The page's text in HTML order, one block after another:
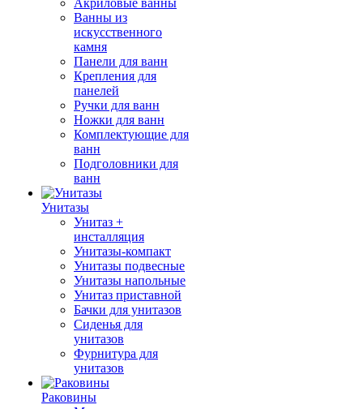
Акриловые ванны
Ванны из
искусственного
камня
Панели для ванн
Крепления для
панелей
Ручки для ванн
Ножки для ванн
Комплектующие для
ванн
Подголовники для
ванн
Унитазы
Унитаз +
инсталляция
Унитазы-компакт
Унитазы подвесные
Унитазы напольные
Унитаз приставной
Бачки для унитазов
Сиденья для
унитазов
Фурнитура для
унитазов
Раковины